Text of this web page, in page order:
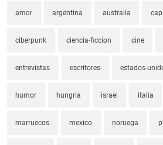
amor argentina australia
ciberpunk ciencia-ficcion cine
entrevistas escritores estados-
humor hungria israel italia
marruecos mexico noruega